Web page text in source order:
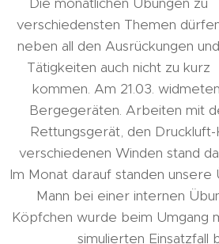
Die monatlichen Übungen zu
verschiedensten Themen
neben all den Ausrückungen und
Tätigkeiten auch nicht zu kurz
kommen. Am 21.03.
Bergegeräten. Arbeiten mit
Rettungsgerät, den
verschiedenen Winden stand
Im Monat darauf standen
Mann bei einer internen
Köpfchen wurde beim Umgang
simulierten Einsatzfall